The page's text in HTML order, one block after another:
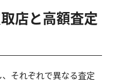
店と高額査定
それぞれで異なる査定